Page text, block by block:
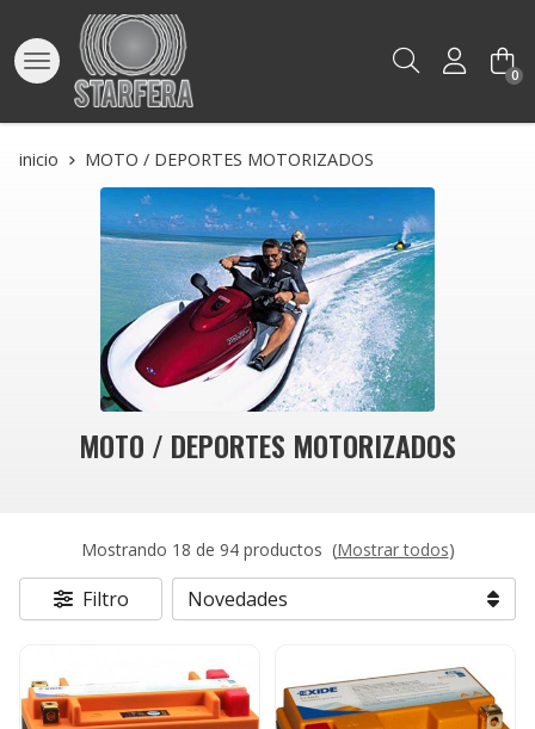
Buscar 0
inicio MOTO / DEPORTES MOTORIZADOS
MOTO / DEPORTES MOTORIZADOS
Mostrando 18 de 94 productos (Mostrar todos)
Filtro